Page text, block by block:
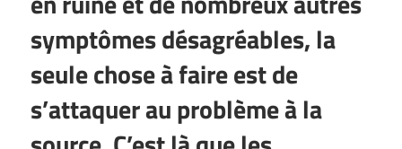
symptômes désagréables, la
seule chose à faire est de
s’attaquer au problème à la